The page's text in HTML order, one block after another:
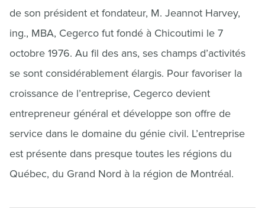
de son président et fondateur, M. Jeannot Harvey,
ing., MBA, Cegerco fut fondé à Chicoutimi le 7
octobre 1976. Au fil des ans, ses champs d’activités
se sont considérablement élargis. Pour favoriser la
croissance de l’entreprise, Cegerco devient
entrepreneur général et développe son offre de
service dans le domaine du génie civil. L’entreprise
est présente dans presque toutes les régions du
Québec, du Grand Nord à la région de Montréal.